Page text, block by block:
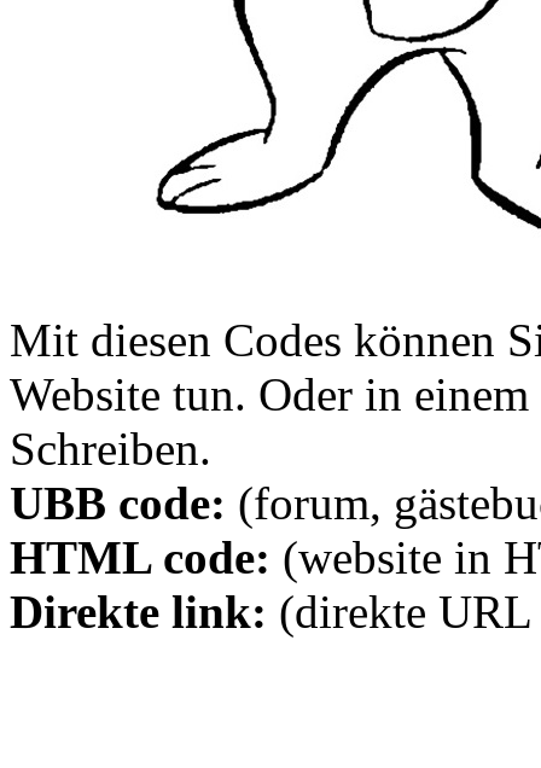
Mit diesen Codes können
Website tun. Oder in
Schreiben.
UBB code: (forum,
HTML code: (website in
Direkte link: (direkte